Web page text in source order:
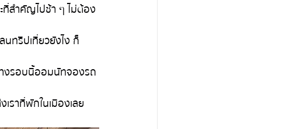
ที่สำคัญไปช้า ๆ ไม่ต้อง
นทริปเที่ยวยังไง ก็
างรอบนี้ออมนัทจองรถ
าที่พักในเมืองเลย